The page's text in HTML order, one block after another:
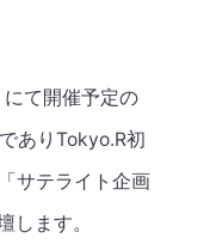
て開催予定の
ありTokyo.R初
サテライト企画
します。